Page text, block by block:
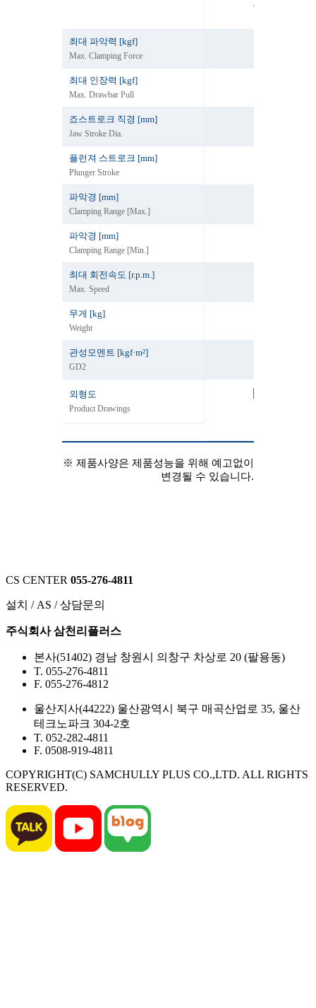
최대 파악력 [kgf]
Max. Clamping Force
최대 인장력 [kgf]
Max. Drawbar Pull
죠스트로크 직경 [mm]
Jaw Stroke Dia.
플런져 스트로크 [mm]
Plunger Stroke
파악경 [mm]
Clamping Range [Max.]
파악경 [mm]
Clamping Range [Min.]
최대 회전속도 [r.p.m.]
Max. Speed
무게 [kg]
Weight
관성모멘트 [kgf·m²]
GD2
외형도
Product Drawings
CDO-06
※ 제품사양은 제품성능을 위해 예고없이
변경될 수 있습니다.
CS CENTER 055-276-4811
설치 / AS / 상담문의
주식회사 삼천리플러스
본사(51402) 경남 창원시 의창구 차상로 20 (팔용동)
T. 055-276-4811
F. 055-276-4812
울산지사(44222) 울산광역시 북구 매곡산업로 35, 울산
테크노파크 304-2호
T. 052-282-4811
F. 0508-919-4811
COPYRIGHT(C) SAMCHULLY PLUS CO.,LTD. ALL RIGHTS
RESERVED.